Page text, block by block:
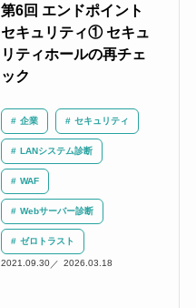
第6回 エンドポイント
セキュリティ① セキュ
リティホールの再チェ
ック
企業 セキュリティ
LANシステム診断
WAF
Webサーバー診断
ゼロトラスト
2021.09.30 2026.03.18